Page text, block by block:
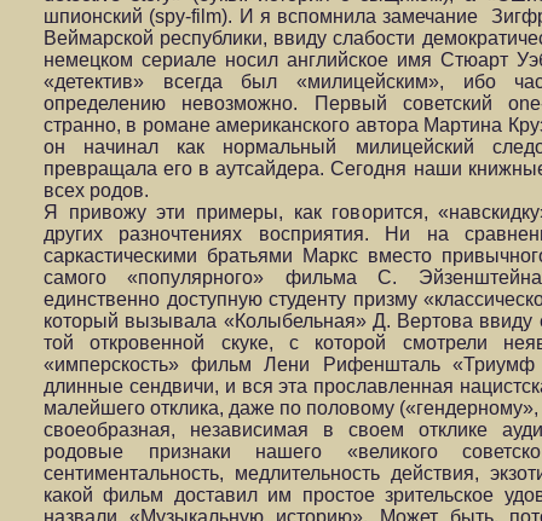
шпионский (spy-film). И я вспомнила замечание
Веймарской республики, ввиду слабости
немецком сериале носил английское имя Стюарт
«детектив» всегда был «милицейским», ибо
определению невозможно. Первый советский
странно, в романе американского автора Мартина
он начинал как нормальный милицейский
превращала его в аутсайдера. Сегодня наши
всех родов.
Я привожу эти примеры, как говорится,
других разночтениях восприятия. Ни на
саркастическими братьями Маркс вместо
самого «популярного» фильма С.
единственно доступную студенту призму
который вызывала «Колыбельная» Д. Вертова ввиду
той откровенной скуке, с которой смотрели
«имперскость» фильм Лени Рифеншталь
длинные сендвичи, и вся эта прославленная
малейшего отклика, даже по половому
своеобразная, независимая в своем отклике
родовые признаки нашего «великого
сентиментальность, медлительность действия,
какой фильм доставил им простое зрительское
назвали «Музыкальную историю». Может быть,